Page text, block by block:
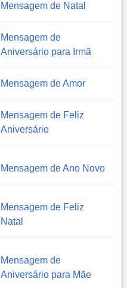
Mensagem de Natal
Mensagem de
Aniversário para Irmã
Mensagem de Amor
Mensagem de Feliz
Aniversário
Mensagem de Ano Novo
Mensagem de Feliz
Natal
Mensagem de
Aniversário para Mãe